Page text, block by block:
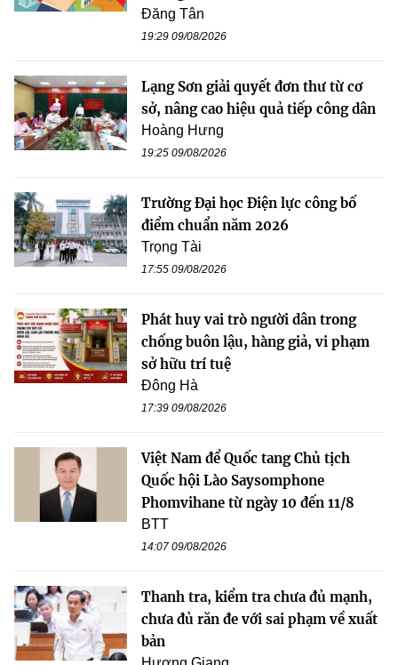
Đăng Tân
19:29 09/08/2026
Lạng Sơn giải quyết đơn thư từ cơ
sở, nâng cao hiệu quả tiếp công dân
Hoàng Hưng
19:25 09/08/2026
Trường Đại học Điện lực công bố
điểm chuẩn năm 2026
Trọng Tài
17:55 09/08/2026
Phát huy vai trò người dân trong
chống buôn lậu, hàng giả, vi phạm
sở hữu trí tuệ
Đông Hà
17:39 09/08/2026
Việt Nam để Quốc tang Chủ tịch
Quốc hội Lào Saysomphone
Phomvihane từ ngày 10 đến 11/8
BTT
14:07 09/08/2026
Thanh tra, kiểm tra chưa đủ mạnh,
chưa đủ răn đe với sai phạm về xuất
bản